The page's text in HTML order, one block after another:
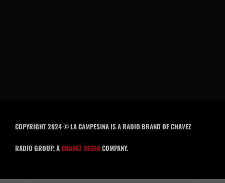
COPYRIGHT 2024 © LA CAMPESINA IS A RADIO BRAND OF CHAVEZ
RADIO GROUP, ACHAVEZ MEDIACOMPANY.